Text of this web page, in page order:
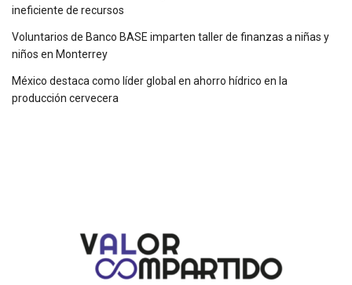
ineficiente de recursos
Voluntarios de Banco BASE imparten taller de finanzas a niñas y
niños en Monterrey
México destaca como líder global en ahorro hídrico en la
producción cervecera